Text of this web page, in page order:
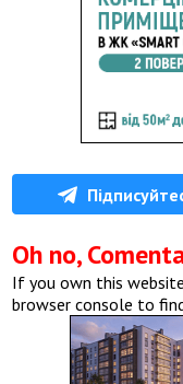
Oh no,
If you own this
browser console to